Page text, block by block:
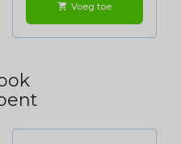
shopping_cart Voeg toe